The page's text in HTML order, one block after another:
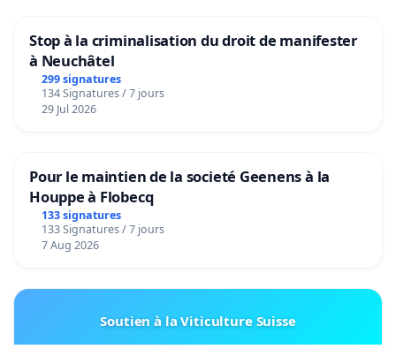
Stop à la criminalisation du droit de manifester
à Neuchâtel
299 signatures
134 Signatures / 7 jours
29 Jul 2026
Pour le maintien de la societé Geenens à la
Houppe à Flobecq
133 signatures
133 Signatures / 7 jours
7 Aug 2026
Soutien à la Viticulture Suisse